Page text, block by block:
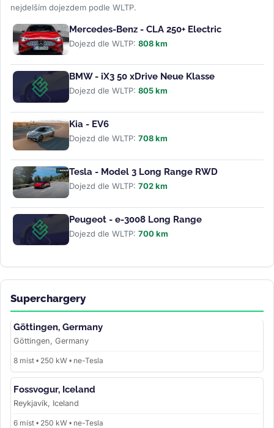
nejdelším dojezdem podle WLTP.
Mercedes-Benz - CLA 250+ Electric
Dojezd dle WLTP: 808 km
BMW - iX3 50 xDrive Neue Klasse
Dojezd dle WLTP: 805 km
Kia - EV6
Dojezd dle WLTP: 708 km
Tesla - Model 3 Long Range RWD
Dojezd dle WLTP: 702 km
Peugeot - e-3008 Long Range
Dojezd dle WLTP: 700 km
Superchargery
Göttingen, Germany
Göttingen, Germany
8 míst • 250 kW • ne-Tesla
Fossvogur, Iceland
Reykjavík, Iceland
6 míst • 250 kW • ne-Tesla